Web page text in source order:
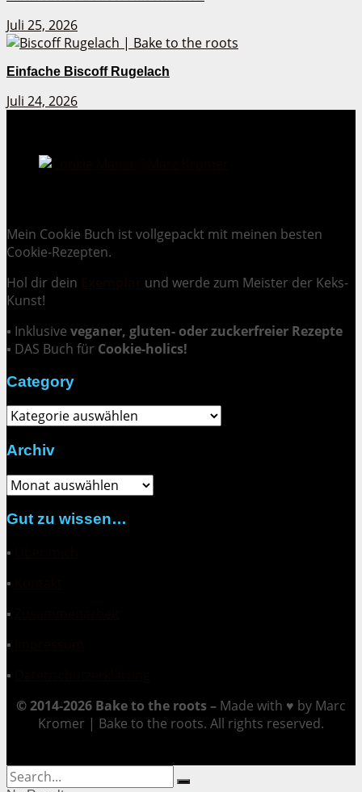
Juli 25, 2026
Einfache Biscoff Rugelach
Juli 24, 2026
Mein Cookie Buch ist vollgepackt mit meinen besten
Cookie-Rezepten.
Hol dir dein
und werde zum Meister der Keks-
Kunst!
▪ Inklusive veganer, gluten- oder zuckerfreier Rezepte
▪ DAS Buch für Cookie-holics!
Category
Category
Archiv
Archiv
Gut zu wissen…
▪
▪
▪
▪
▪
© 2014-2026 Bake to the roots – Made with ♥ by Marc
Kromer | Bake to the roots. All rights reserved.